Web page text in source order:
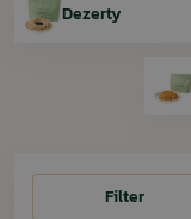
Dezerty
FilterFilter